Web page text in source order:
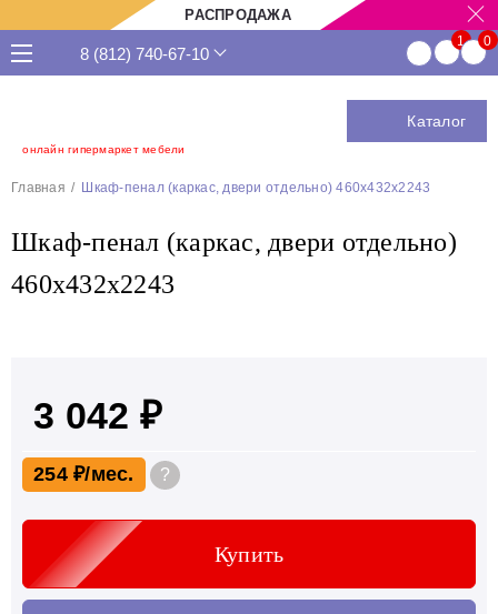
РАСПРОДАЖА
онлайн гипермаркет мебели
8 (812) 740-67-10
Каталог
Главная Шкаф-пенал (каркас, двери отдельно) 460х432х2243
Шкаф-пенал (каркас, двери отдельно)
460х432х2243
3 042 ₽
254 ₽ ?
Купить